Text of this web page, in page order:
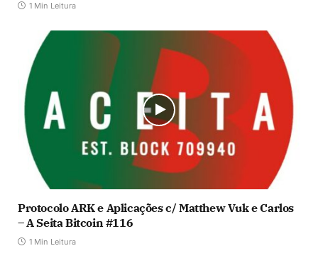
1 Min Leitura
Protocolo ARK e Aplicações c/ Matthew Vuk e Carlos
– A Seita Bitcoin #116
1 Min Leitura